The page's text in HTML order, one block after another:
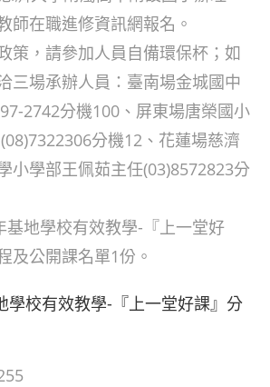
師在職進修資訊網報名。
策，請參加人員自備環保杯；如
三場承辦人員：臺南場金城國中
2742分機100、屏東場唐榮國小
分機12、花蓮場慈濟
小學部王佩茹主任(03)8572823分
基地學校有效教學-『上一堂好
及公開課名單1份。
學校有效教學-『上一堂好課』分